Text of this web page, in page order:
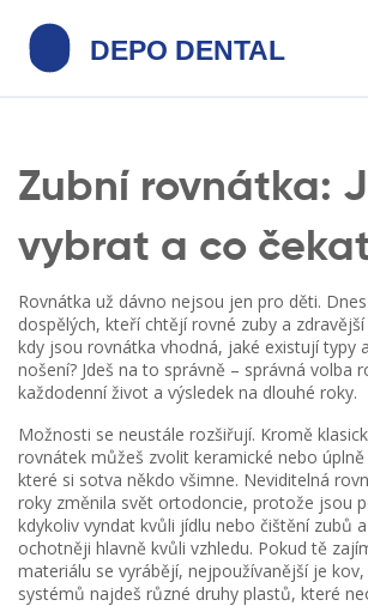
Zubní rovnátka:
vybrat a co
Rovnátka už dávno nejsou jen pro děti.
dospělých, kteří chtějí rovné zuby a
kdy jsou rovnátka vhodná, jaké existují typy
nošení? Jdeš na to správně – správná volba
každodenní život a výsledek na dlouhé roky.
Možnosti se neustále rozšiřují. Kromě
rovnátek můžeš zvolit keramické nebo
které si sotva někdo všimne. Neviditelná
roky změnila svět ortodoncie, protože jsou
kdykoliv vyndat kvůli jídlu nebo čištění zubů
ochotněji hlavně kvůli vzhledu. Pokud tě
materiálu se vyrábějí, nejpoužívanější je
systémů najdeš různé druhy plastů, které